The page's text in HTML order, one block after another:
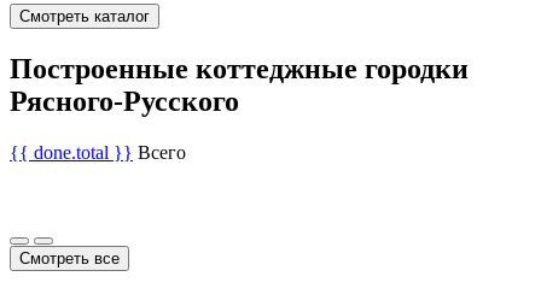
Смотреть каталог
Построенные коттеджные городки
Рясного-Русского
{{ done.total }} Всего
Смотреть все